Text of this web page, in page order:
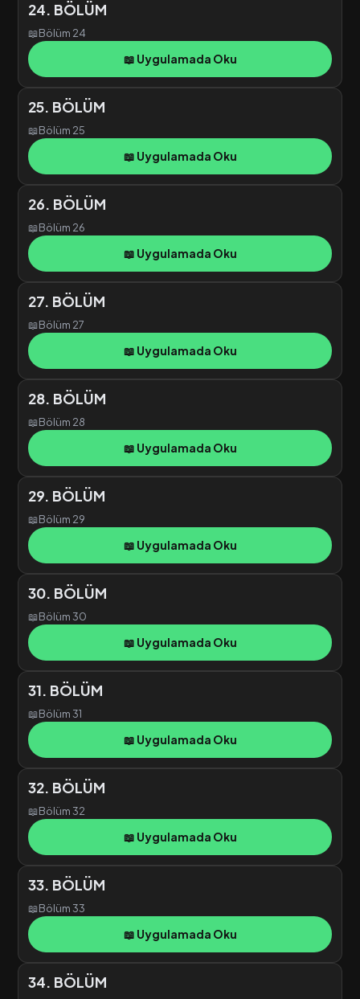
24. BÖLÜM
📖Bölüm 24
📖 Uygulamada Oku
25. BÖLÜM
📖Bölüm 25
📖 Uygulamada Oku
26. BÖLÜM
📖Bölüm 26
📖 Uygulamada Oku
27. BÖLÜM
📖Bölüm 27
📖 Uygulamada Oku
28. BÖLÜM
📖Bölüm 28
📖 Uygulamada Oku
29. BÖLÜM
📖Bölüm 29
📖 Uygulamada Oku
30. BÖLÜM
📖Bölüm 30
📖 Uygulamada Oku
31. BÖLÜM
📖Bölüm 31
📖 Uygulamada Oku
32. BÖLÜM
📖Bölüm 32
📖 Uygulamada Oku
33. BÖLÜM
📖Bölüm 33
📖 Uygulamada Oku
34. BÖLÜM